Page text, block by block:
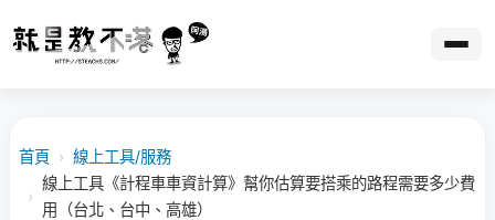
首頁 › 線上工具/服務
›
線上工具《計程車車資計算》幫你估算要搭乘的路程需要多少費
用（台北、台中、高雄）